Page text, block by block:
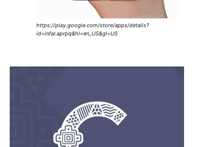
https://play.google.com/store/apps/details?
id=infar.aprpq&hl=en_US&gl=US